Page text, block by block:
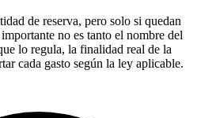
de reserva, pero solo si quedan
no es tanto el nombre del
lo regula, la finalidad real de la
cada gasto según la ley aplicable.